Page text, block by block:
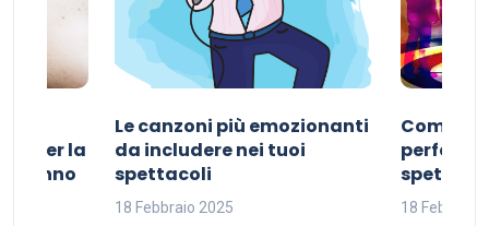
per la
sonno
Le canzoni più emozionanti
da includere nei tuoi
spettacoli
18 Febbraio 2025
Come
perfetta
18 Febbraio